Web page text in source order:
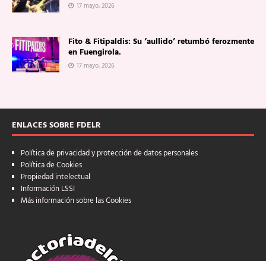
17 mayo, 2026
Fito & Fitipaldis: Su ‘aullido’ retumbó ferozmente
en Fuengirola.
17 mayo, 2026
ENLACES SOBRE FDELR
Política de privacidad y protección de datos personales
Política de Cookies
Propiedad intelectual
Información LSSI
Más información sobre las Cookies